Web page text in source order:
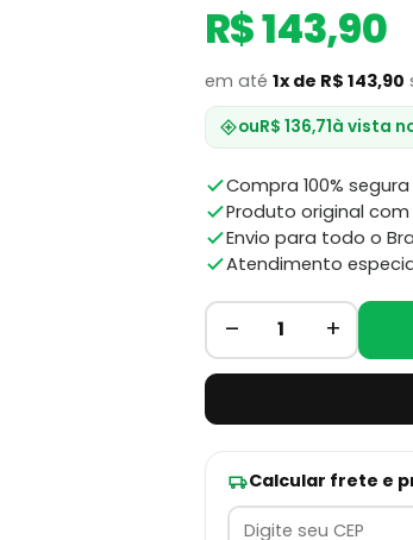
R$ 143,90
em até 1x de R$ 143,90
ouR$ 136,71à vista
Compra 100%
Produto original
Envio para todo o
Atendimento
– 1 +
Calcular frete e